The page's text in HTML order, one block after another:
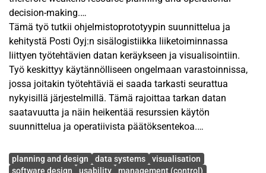
decision-making.
The purpose of the thesis is to design and develop a
software prototype for Posti Oyj’s internal logistics
business that supports the collection and visualization of
task data. The prototype enables these work tasks to be
recorded correctly and allows the collected data to be
analyzed through reports. The thesis is conducted as a
case study that combines scientific literature, the needs of
theoretical background covers key concepts needed in the
thesis, including warehouse activity tracking, web
Tämä työ tutkii ohjelmistoprototyypin suunnittelua ja
kehitystä Posti Oyj:n sisälogistiikka liiketoiminnassa
liittyen työtehtävien datan keräykseen ja visualisointiin.
Työ keskittyy käytännölliseen ongelmaan varastoinnissa,
jossa joitakin työtehtäviä ei saada tarkasti seurattua
nykyisillä järjestelmillä. Tämä rajoittaa tarkan datan
saatavuutta ja näin heikentää resurssien käytön
suunnittelua ja operatiivista päätöksentekoa.
Työn tarkoituksena on suunnitella ja kehittää Posti Oyj:n
sisälogistiikka liiketoiminnalle työtehtävien datan
Avainsanat
planning and design data systems
visualisation
software design
usability management (control)